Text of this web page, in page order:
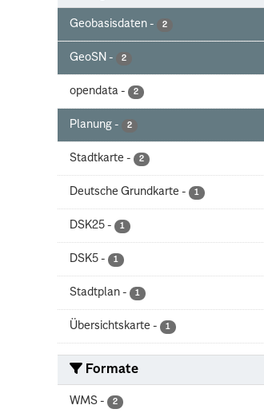
Geobasisdaten - 2
GeoSN - 2
opendata - 2
Planung - 2
Stadtkarte - 2
Deutsche Grundkarte - 1
DSK25 - 1
DSK5 - 1
Stadtplan - 1
Übersichtskarte - 1
Formate
WMS - 2